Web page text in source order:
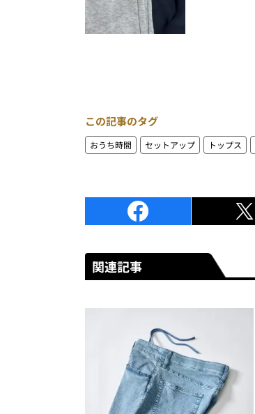
この記事のタグ
おうち時間 セットアップ トップス
関連記事